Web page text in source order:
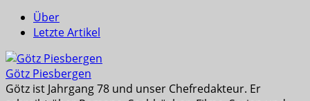
Über
Letzte Artikel
Götz Piesbergen
Götz ist Jahrgang 78 und unser Chefredakteur. Er